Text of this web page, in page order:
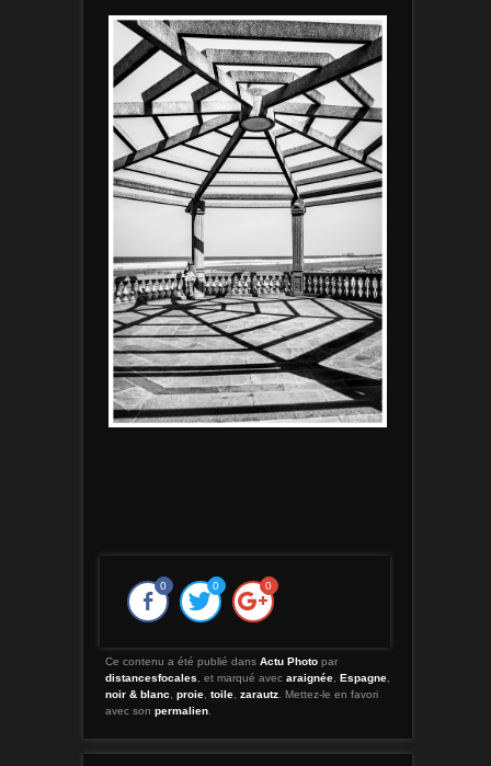
0 0 0
Ce contenu a été publié dans Actu Photopar
distancesfocales , et marqué avec araignée, Espagne,
noir & blanc
proie, toile, zarautz. Mettez-le en favori
avec son permalien.